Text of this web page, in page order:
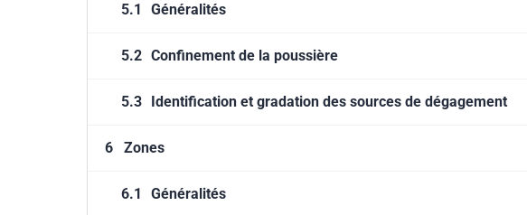
5.1 Généralités
5.2 Confinement de la poussière
5.3 Identification et gradation des sources de dégagement
6 Zones
6.1 Généralités